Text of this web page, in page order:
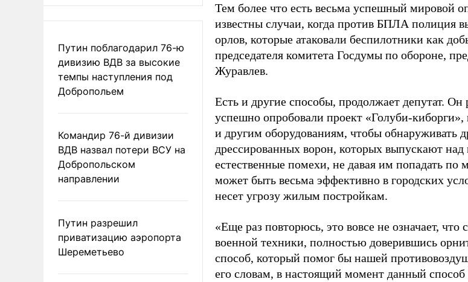
Путин поблагодарил 76-ю
дивизию ВДВ за высокие
темпы наступления под
Добропольем
Командир 76-й дивизии
ВДВ назвал потери ВСУ на
Добропольском
направлении
Путин разрешил
приватизацию аэропорта
Шереметьево
Тем более что есть весьма успешный мировой
известны случаи, когда против БПЛА полиция
орлов, которые атаковали беспилотники как
председателя комитета Госдумы по обороне,
Журавлев.
Есть и другие способы, продолжает депутат. Он
успешно опробовали проект «Голуби-
и другим оборудованиям, чтобы обнаруживать
дрессированных ворон, которых выпускают
естественные помехи, не давая им попадать
может быть весьма эффективно в городских
несет угрозу жилым постройкам.
«Еще раз повторюсь, это вовсе не означает, что
военной техники, полностью доверившись
способ, который помог бы нашей
его словам, в настоящий момент данный способ